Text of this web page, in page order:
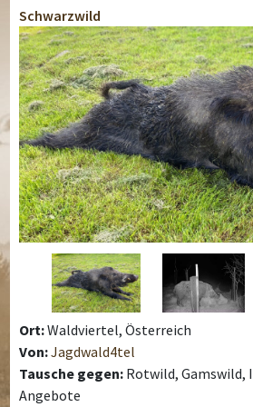
Schwarzwild
Ort:Waldviertel, Österreich
Von:Jagdwald4tel
Tausche gegen: Rotwild, Gamswild,
Angebote